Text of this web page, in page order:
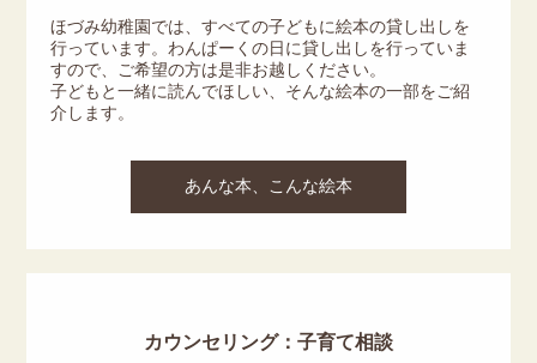
ほづみ幼稚園では、すべての子どもに絵本の貸し出しを
行っています。わんぱーくの日に貸し出しを行っていま
すので、ご希望の方は是非お越しください。
子どもと一緒に読んでほしい、そんな絵本の一部をご紹
介します。
あんな本、こんな絵本
カウンセリング：子育て相談